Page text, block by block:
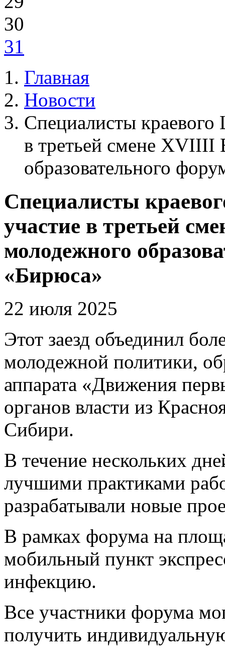
30
31
Главная
Новости
Специалисты
в третьей смене XVIIII
образовательного
Специалисты
участие в третьей
молодежного
«Бирюса»
22 июля 2025
Этот заезд объединил
молодежной политики,
аппарата «Движения
органов власти из
Сибири.
В течение нескольких
лучшими практиками
разрабатывали новые
В рамках форума на
мобильный пункт
инфекцию.
Все участники форума
получить